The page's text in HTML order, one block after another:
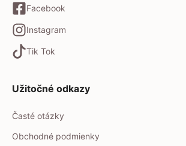
Facebook
Instagram
Tik Tok
Užitočné odkazy
Časté otázky
Obchodné podmienky